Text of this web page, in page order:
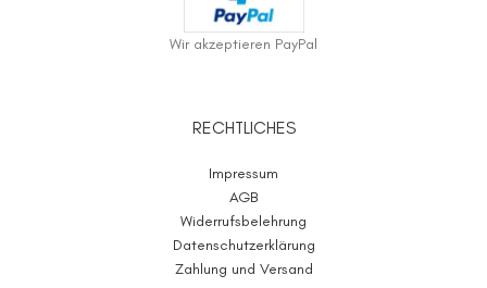
Wir akzeptieren PayPal
RECHTLICHES
Impressum
AGB
Widerrufsbelehrung
Datenschutzerklärung
Zahlung und Versand